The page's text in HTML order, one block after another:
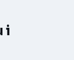
i